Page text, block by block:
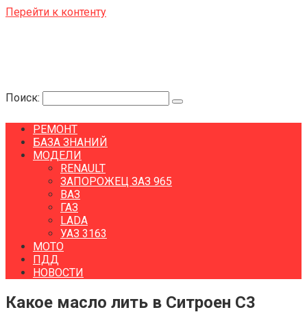
Перейти к контенту
Поиск:
РЕМОНТ
БАЗА ЗНАНИЙ
МОДЕЛИ
RENAULT
ЗАПОРОЖЕЦ ЗАЗ 965
ВАЗ
ГАЗ
LADA
УАЗ 3163
МОТО
ПДД
НОВОСТИ
Какое масло лить в Ситроен С3